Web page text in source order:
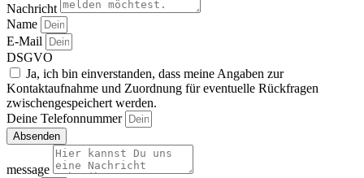
Nachricht
Name
E-Mail
DSGVO
Ja, ich bin einverstanden, dass meine Angaben zur
Kontaktaufnahme und Zuordnung für eventuelle Rückfragen
zwischengespeichert werden.
Deine Telefonnummer
Absenden
message